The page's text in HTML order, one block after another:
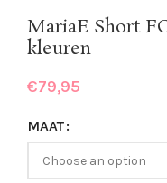
MariaE Short
kleuren
€79,95
MAAT